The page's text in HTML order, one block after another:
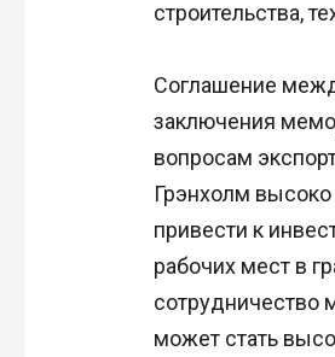
строительства,
Соглашение
заключения
вопросам
Грэнхолм высоко
привести к
рабочих мест в
сотрудничество
может стать